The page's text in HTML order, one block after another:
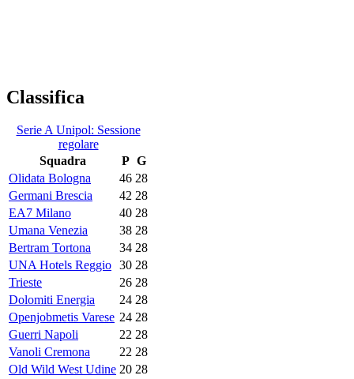
Classifica
Serie A Unipol: Sessione
regolare
Squadra
P G
Olidata Bologna
46 28
Germani Brescia
42 28
EA7 Milano
40 28
Umana Venezia
38 28
Bertram Tortona
34 28
UNA Hotels Reggio 30 28
Trieste
26 28
Dolomiti Energia
24 28
Openjobmetis Varese 24 28
Guerri Napoli
22 28
Vanoli Cremona
22 28
Old Wild West Udine 20 28